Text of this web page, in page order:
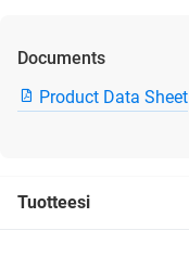
Documents
Product Data Sheet
Tuotteesi